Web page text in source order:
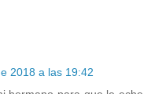
2018 a las 19:42